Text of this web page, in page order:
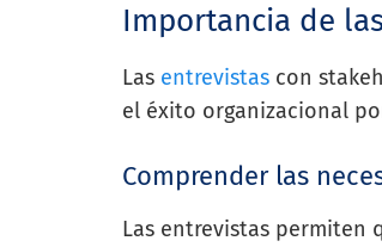
Importancia de
Las entrevistas con
el éxito organizacional
Comprender las
Las entrevistas permiten